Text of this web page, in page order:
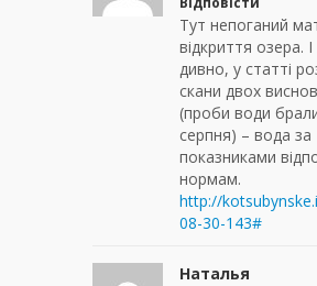
Тут непоганий
відкриття озера.
дивно, у статті
скани двох
(проби води
серпня) – вода за
показниками
нормам.
http://
08-30-143#
Наталья